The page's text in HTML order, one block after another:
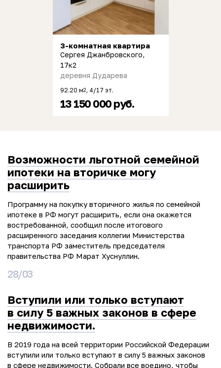
3-комнатная квартира
Сергея Джанбровского,
17к2
деревня Дударева
92.20 м2 , 4/17 эт.
13 150 000 руб.
Возможности льготной семейной
ипотеки на вторичке могу
расширить
Программу на покупку вторичного жилья по семейной
ипотеке в РФ могут расширить, если она окажется
востребованной, сообщил после итогового
расширенного заседания коллегии Министерства
транспорта РФ заместитель председателя
правительства РФ Марат Хуснуллин.
28/03
Вступили или только вступают
в силу 5 важных законов в сфере
недвижимости.
В 2019 года на всей территории Российской Федерации
вступили или только вступают в силу 5 важных законов
в сфере недвижимости. Собрали все воедино, чтобы